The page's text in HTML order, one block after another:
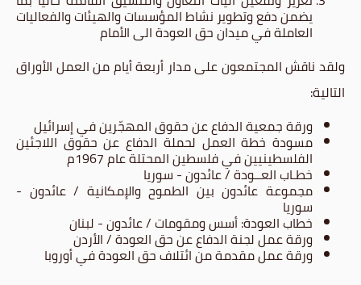
يضمن دفع وتطوير نشاط المؤسسات والهيئات والفعاليات
العاملة في ميدان حق العودة الى الأمام
ولقد ناقش المجتمعون على مدار أربعة أيام من العمل الأوراق
التالية:
ورقة جمعية الدفاع عن حقوق المهجّرين في إسرائيل
مسودة خطة العمل لحملة الدفاع عن حقوق اللاجئين
الفلسطينيين في فلسطين المحتلة عام 1967م
خطـاب العــودة / عائدون - سوريا
مجموعة عائدون بين الطموح والإمكانية / عائدون -
سوريا
خطاب العودة: أسس ومقومات / عائدون - لبنان
ورقة عمل لجنة الدفاع عن حق العودة / الأردن
ورقة عمل مقدمة من ائتلاف حق العودة في أوروبا